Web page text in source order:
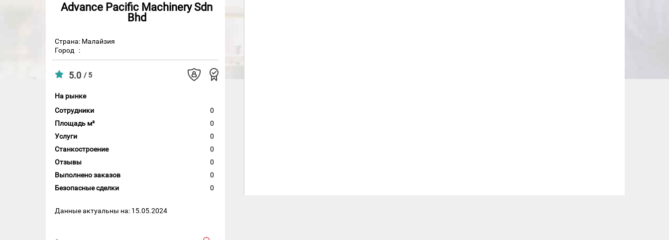
Advance Pacific Machinery Sdn
Bhd
Страна: Малайзия
Город
:
5.0 / 5
На рынке
Сотрудники
0
Площадь м²
0
Услуги
0
Станкостроение
0
Отзывы
0
Выполнено заказов
0
Безопасные сделки
0
Данные актуальны на: 15.05.2024